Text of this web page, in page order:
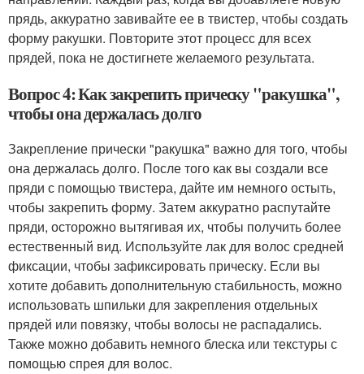
прядь, аккуратно завивайте ее в твистер, чтобы создать
форму ракушки. Повторите этот процесс для всех
прядей, пока не достигнете желаемого результата.
Вопрос 4: Как закрепить прическу "ракушка",
чтобы она держалась долго
Закрепление прически "ракушка" важно для того, чтобы
она держалась долго. После того как вы создали все
пряди с помощью твистера, дайте им немного остыть,
чтобы закрепить форму. Затем аккуратно распутайте
пряди, осторожно вытягивая их, чтобы получить более
естественный вид. Используйте лак для волос средней
фиксации, чтобы зафиксировать прическу. Если вы
хотите добавить дополнительную стабильность, можно
использовать шпильки для закрепления отдельных
прядей или повязку, чтобы волосы не распадались.
Также можно добавить немного блеска или текстуры с
помощью спрея для волос.